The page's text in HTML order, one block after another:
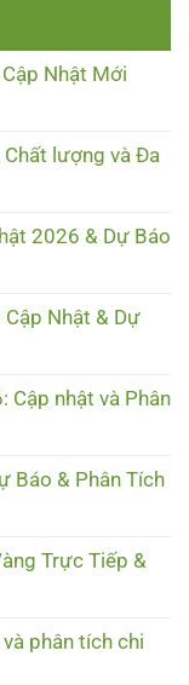
Nhật Mới
Chất lượng và Đa
2026 & Dự Báo
Cập Nhật & Dự
Cập nhật và Phân
Báo & Phân Tích
Trực Tiếp &
phân tích chi